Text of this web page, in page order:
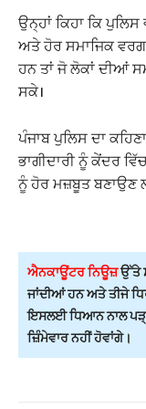
ਉਨ੍ਹਾਂ ਕਿਹਾ ਕਿ
ਅਤੇ ਹੋਰ ਸਮਾਜਿਕ
ਹਨ ਤਾਂ ਜੋ ਲੋਕਾਂ ਦੀਆਂ
ਸਕੇ।
ਪੰਜਾਬ ਪੁਲਿਸ ਦਾ
ਭਾਗੀਦਾਰੀ ਨੂੰ ਕੇਂਦਰ
ਨੂੰ ਹੋਰ ਮਜ਼ਬੂਤ ਬਣਾਉਣ
ਐਨਕਾਊਂਟਰ ਨਿਊਜ਼ਉੱਤੇ
ਜਾਂਦੀਆਂ ਹਨ ਅਤੇ ਤੀਜੇ
ਇਸਲਈ ਧਿਆਨ ਨਾਲ
ਜ਼ਿੰਮੇਵਾਰ ਨਹੀਂ ਹੋਵਾਂਗੇ।